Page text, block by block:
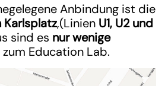
Anbindung ist die
,(Linien U1, U2 und
sind es nur wenige
Education Lab.